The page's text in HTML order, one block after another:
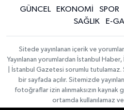
GÜNCEL EKONOMİ SPOR
SAĞLIK
E-
Sitede yayınlanan içerik ve
Yayınlanan yorumlardan İstanbul
| İstanbul Gazetesi sorumlu
bir sayfada açılır. Sitemizde
fotoğraflar izin alınmaksızın
ortamda kullanılamaz ve